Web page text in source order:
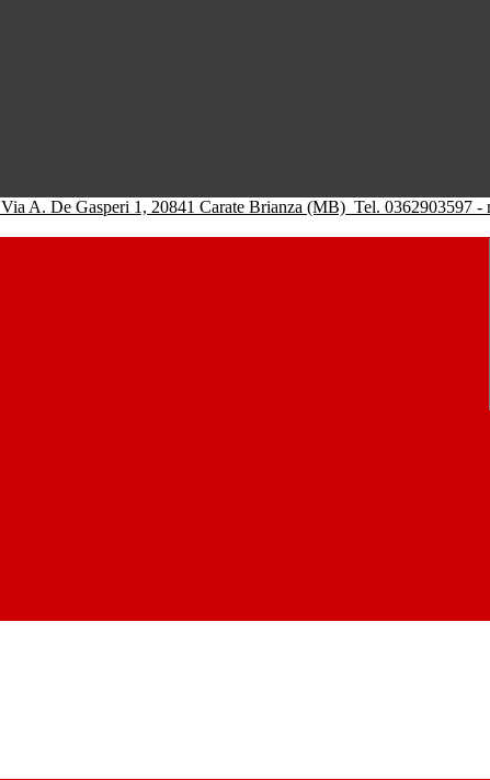
Via A. De Gasperi 1, 20841 Carate Brianza (MB) Tel. 0362903597 -